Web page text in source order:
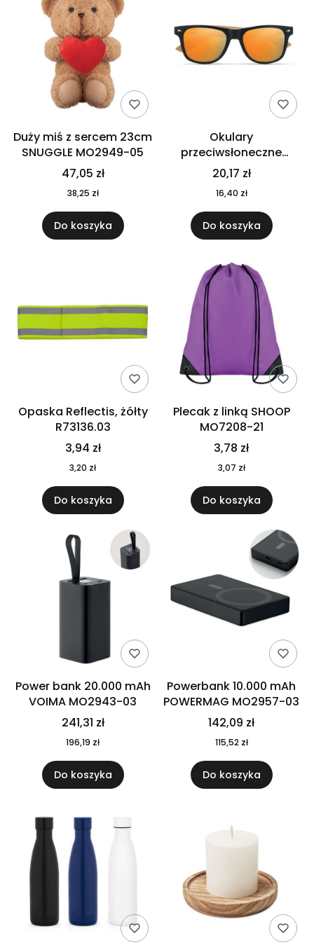
Duży miś z sercem 23cm
SNUGGLE MO2949-05
47,05 zł
38,25 zł
Do koszyka
Okulary
przeciwsłoneczne
CALIFORNIA TOUCH
MO9617-10
20,17 zł
16,40 zł
Do koszyka
Opaska Reflectis, żółty
R73136.03
3,94 zł
3,20 zł
Do koszyka
Plecak z linką SHOOP
MO7208-21
3,78 zł
3,07 zł
Do koszyka
Power bank 20.000 mAh
VOIMA MO2943-03
241,31 zł
196,19 zł
Do koszyka
Powerbank 10.000 mAh
POWERMAG MO2957-03
142,09 zł
115,52 zł
Do koszyka